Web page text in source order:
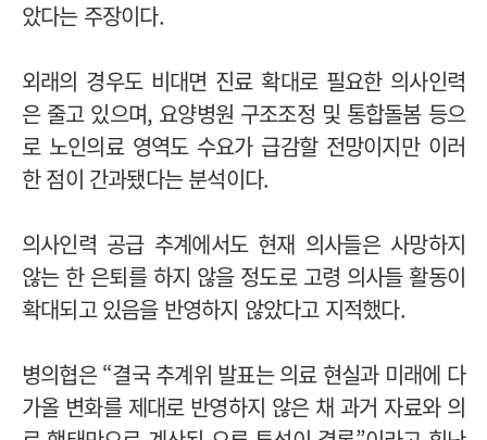
았다는 주장이다.
외래의 경우도 비대면 진료 확대로 필요한 의사인력
은 줄고 있으며, 요양병원 구조조정 및 통합돌봄 등으
로 노인의료 영역도 수요가 급감할 전망이지만 이러
한 점이 간과됐다는 분석이다.
의사인력 공급 추계에서도 현재 의사들은 사망하지
않는 한 은퇴를 하지 않을 정도로 고령 의사들 활동이
확대되고 있음을 반영하지 않았다고 지적했다.
병의협은 “결국 추계위 발표는 의료 현실과 미래에 다
가올 변화를 제대로 반영하지 않은 채 과거 자료와 의